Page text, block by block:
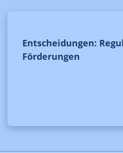
Entscheidungen:
Förderungen